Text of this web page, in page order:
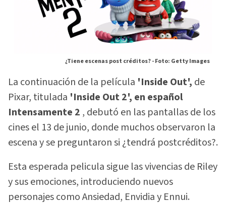
¿Tiene escenas post créditos? -Foto: Getty Images
La continuación de la película 'Inside Out', de
Pixar, titulada 'Inside Out 2', en español
Intensamente 2 , debutó en las pantallas de los
cines el 13 de junio, donde muchos observaron la
escena y se preguntaron si ¿tendrá postcréditos?.
Esta esperada pelicula sigue las vivencias de Riley
y sus emociones, introduciendo nuevos
personajes como Ansiedad, Envidia y Ennui.